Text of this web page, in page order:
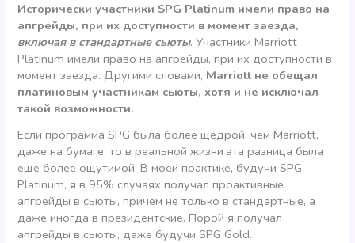
Исторически участники SPG Platinum имели право на
апгрейды, при их доступности в момент заезда,
включая в стандартные сьюты. Участники Marriott
Platinum имели право на апгрейды, при их доступности в
момент заезда. Другими словами, Marriott не обещал
платиновым участникам сьюты, хотя и не исключал
такой возможности.
Если программа SPG была более щедрой, чем Marriott,
даже на бумаге, то в реальной жизни эта разница была
еще более ощутимой. В моей практике, будучи SPG
Platinum, я в 95% случаях получал проактивные
апгрейды в сьюты, причем не только в стандартные, а
даже иногда в президентские. Порой я получал
апгрейды в сьюты, даже будучи SPG Gold.